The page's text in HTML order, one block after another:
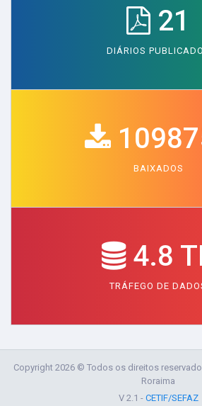
21
DIÁRIOS
BAIXADOS
4.8
TRÁFEGO DE
Copyright 2026 © Todos os direitos
Roraima
V 2.1 - CETIF/SEFAZ